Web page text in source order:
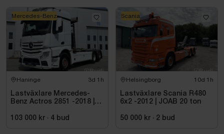
Kapacitet: 24 ton
Plogutrustning:
Tillverkare: Mählers
Typ: VV95.04 & Flex
År: 2023
Utrustning
Haninge 3d 1h
Lastväxlare Mercedes-
Benz Actros 2851 -2018 |
103 000 kr · 4 bud
Mercedes-Benz
Helsingborg 10d 1h
Lastväxlare Scania R480
6x2 -2012 | JOAB 20 ton
50 000 kr · 2 bud
Scania